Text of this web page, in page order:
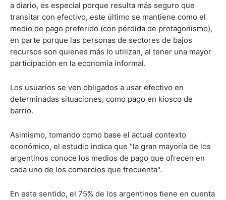
a diario, es especial porque resulta más seguro que
transitar con efectivo, este último se mantiene como el
medio de pago preferido (con pérdida de protagonismo),
en parte porque las personas de sectores de bajos
recursos son quienes más lo utilizan, al tener una mayor
participación en la economía informal.
Los usuarios se ven obligados a usar efectivo en
determinadas situaciones, como pago en kiosco de
barrio.
Asimismo, tomando como base el actual contexto
económico, el estudio indica que "la gran mayoría de los
argentinos conoce los medios de pago que ofrecen en
cada uno de los comercios que frecuenta".
En este sentido, el 75% de los argentinos tiene en cuenta